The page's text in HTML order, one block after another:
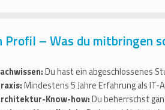
Profil – Was du mitbringen
Du hast ein abgeschlossenes
Mindestens 5 Jahre Erfahrung als
Know-how:Du beherrschst